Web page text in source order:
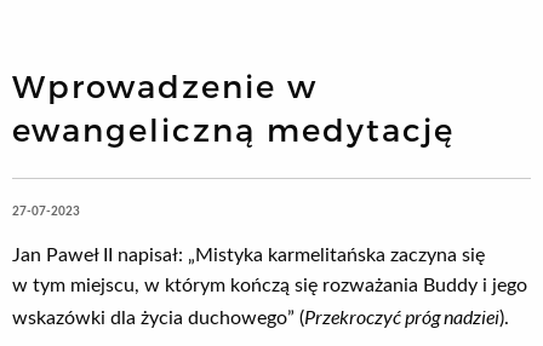
Wprowadzenie w
ewangeliczną medytację
27-07-2023
Jan Paweł II napisał: „Mistyka karmelitańska zaczyna się
w tym miejscu, w którym kończą się rozważania Buddy i jego
wskazówki dla życia duchowego” (Przekroczyć próg nadziei).